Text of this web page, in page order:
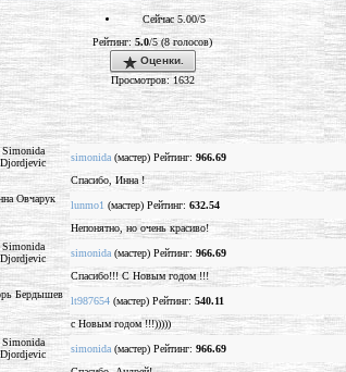
Сейчас 5.00/5
Рейтинг: 5.0/5 (8 голосов)
Оценки.
Просмотров: 1632
simonida (мастер) Рейтинг: 966.69
Спасибо, Инна !
lunmo1 (мастер) Рейтинг: 632.54
Непонятно, но очень красиво!
simonida (мастер) Рейтинг: 966.69
Спасибо!!! С Новым годом !!!
lt987654 (мастер) Рейтинг: 540.11
с Новым годом !!!)))))
simonida (мастер) Рейтинг: 966.69